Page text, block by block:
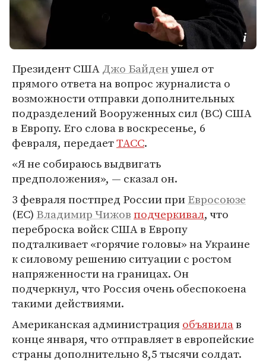
Президент СШАДжо Байденушел от
прямого ответа на вопрос журналиста о
возможности отправки дополнительных
подразделений Вооруженных сил (ВС) США
в Европу. Его слова в воскресенье, 6
февраля, передаетТАСС.
«Я не собираюсь выдвигать
предположения», — сказал он.
3 февраля постпред России приЕвросоюзе
(ЕС) Владимир Чижовподчеркивал, что
переброска войск США в Европу
подталкивает «горячие головы» на Украине
к силовому решению ситуации с ростом
напряженности на границах. Он
подчеркнул, что Россия очень обеспокоена
такими действиями.
Американская администрацияобъявилав
конце января, что отправляет в европейские
страны дополнительно 8,5 тысячи солдат.